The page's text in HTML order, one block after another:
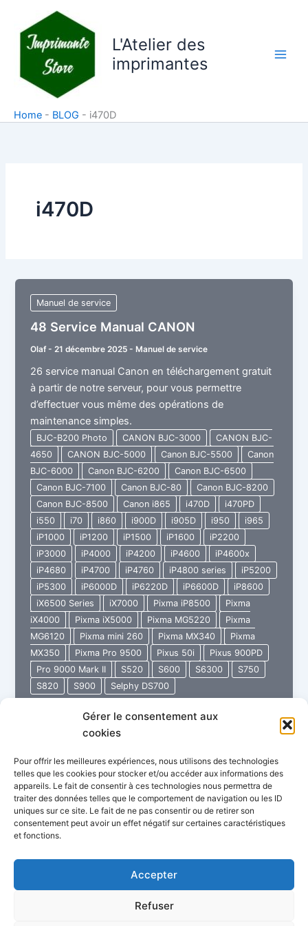
Gérer le consentement aux
cookies
Pour offrir les meilleures expériences, nous utilisons des technologies
telles que les cookies pour stocker et/ou accéder aux informations des
appareils. Le fait de consentir à ces technologies nous permettra de
traiter des données telles que le comportement de navigation ou les ID
uniques sur ce site. Le fait de ne pas consentir ou de retirer son
consentement peut avoir un effet négatif sur certaines caractéristiques
et fonctions.
Accepter
Refuser
contenu
L'Atelier des
imprimantes
Home - BLOG - i470D
i470D
Manuel de service
48 Service Manual CANON
Olaf-21 décembre 2025- Manuel de service
26 service manual Canon en téléchargement gratuit
à partir de notre serveur, pour vous permettre
d’effectuer vous même des opérations de
maintenance simples.
BJC-B200 Photo CANON BJC-3000
CANON BJC-
4650
CANON BJC-5000 Canon BJC-5500
Canon
BJC-6000
Canon BJC-6200
Canon BJC-6500
Canon BJC-7100
Canon BJC-80
Canon BJC-8200
Canon BJC-8500
Canon i865 i470D
i470PD
i550
i70 i860 i900D i905D i950
i965
iP1000
iP1200 iP1500 iP1600
iP2200
iP3000
iP4000 iP4200 iP4600
iP4600x
iP4680
iP4700 iP4760 iP4800 series
iP5200
iP5300
iP6000D iP6220D iP6600D
iP8600
iX6500 Series
iX7000 Pixma iP8500
Pixma
iX4000
Pixma iX5000 Pixma MG5220
Pixma
MG6120
Pixma mini 260 Pixma MX340
Pixma
MX350
Pixma Pro 9500 Pixus 50i
Pixus 900PD
Pro 9000 Mark II
S520 S600 S6300
S750
S820
S900 Selphy DS700
CANON
Lire l’article »
Garantie Imprimante Store
FAQ : Questions fréquentes